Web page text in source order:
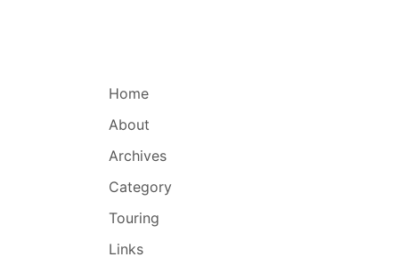
Home
About
Archives
Category
Touring
Links